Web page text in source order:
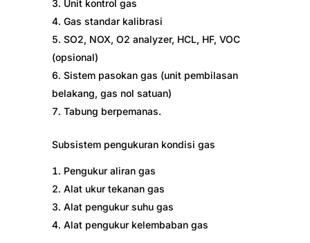
Unit kontrol gas
Gas standar kalibrasi
SO2, NOX, O2 analyzer, HCL, HF, VOC
(opsional)
Sistem pasokan gas (unit pembilasan
belakang, gas nol satuan)
Tabung berpemanas.
Subsistem pengukuran kondisi gas
Pengukur aliran gas
Alat ukur tekanan gas
Alat pengukur suhu gas
Alat pengukur kelembaban gas